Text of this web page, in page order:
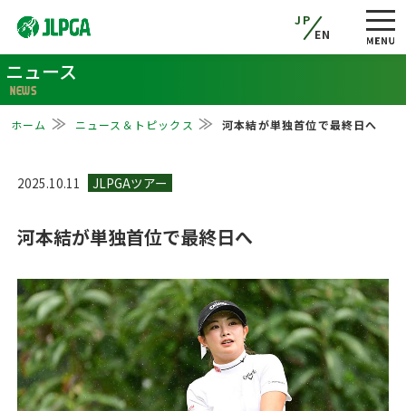
JP
EN
ニュース
NEWS
ホーム ニュース＆トピックス 河本結が単独首位で最終日へ
2025.10.11
河本結が単独首位で最終日へ